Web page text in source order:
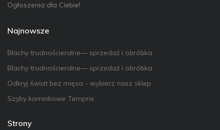
Ogłoszenia dla Ciebie!
Najnowsze
Blachy trudnościeralne— sprzedaż i obróbka
Blachy trudnościeralne— sprzedaż i obróbka
Odkryj świat bez mięsa - wybierz nasz sklep
Szyby kominkowe Temprix
Strony